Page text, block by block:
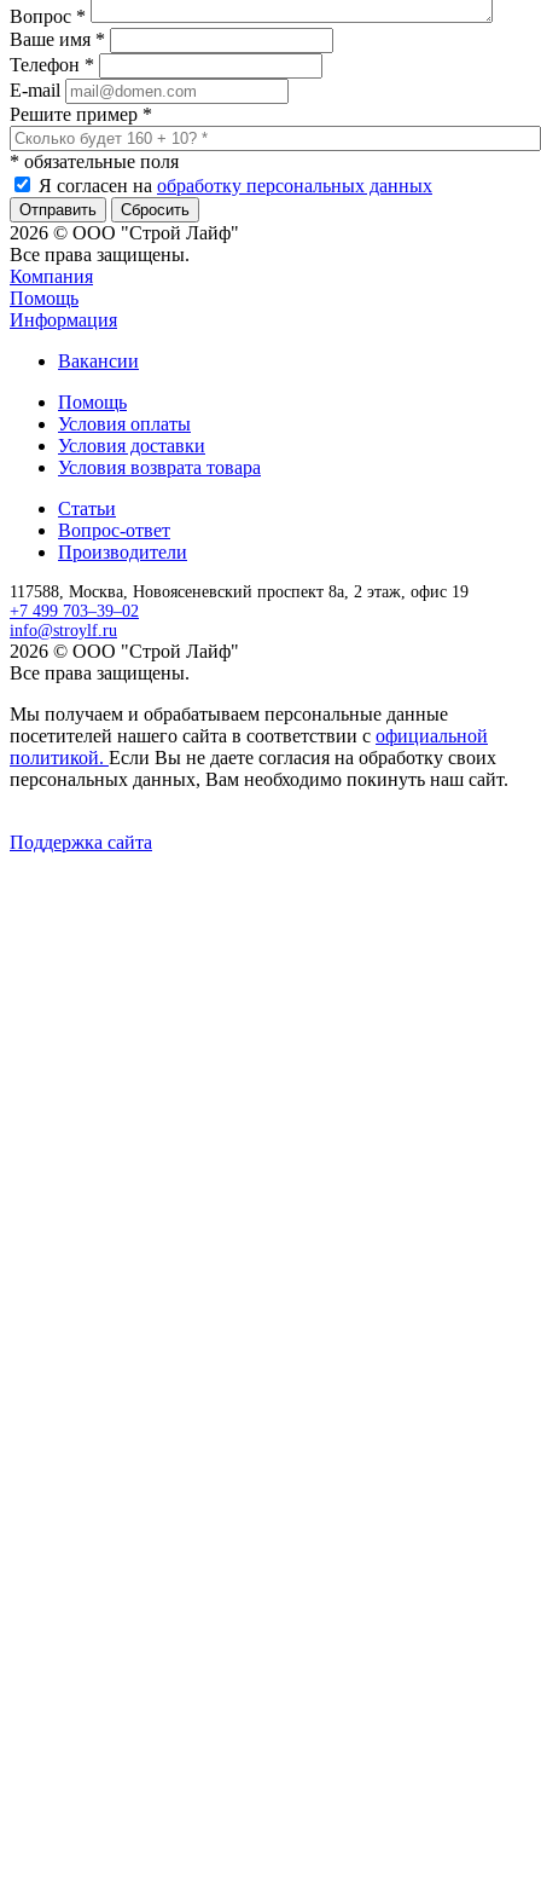
Вопрос *
Ваше имя *
Телефон *
E-mail
Решите пример *
* обязательные поля
Я согласен на обработку персональных данных
Сбросить
2026 © ООО "Строй Лайф"
Все права защищены.
Компания
Помощь
Информация
Вакансии
Помощь
Условия оплаты
Условия доставки
Условия возврата товара
Статьи
Вопрос-ответ
Производители
117588, Москва, Новоясеневский проспект 8а, 2 этаж, офис 19
+7 499 703–39–02
info@stroylf.ru
2026 © ООО "Строй Лайф"
Все права защищены.
Мы получаем и обрабатываем персональные данные
посетителей нашего сайта в соответствии с официальной
политикой. Если Вы не даете согласия на обработку своих
персональных данных, Вам необходимо покинуть наш сайт.
Поддержка сайта